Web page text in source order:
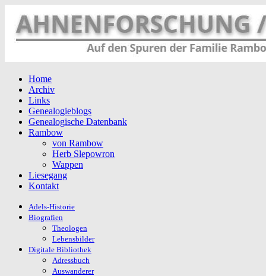
Home
Archiv
Links
Genealogieblogs
Genealogische Datenbank
Rambow
von Rambow
Herb Slepowron
Wappen
Liesegang
Kontakt
Adels-Historie
Biografien
Theologen
Lebensbilder
Digitale Bibliothek
Adressbuch
Auswanderer